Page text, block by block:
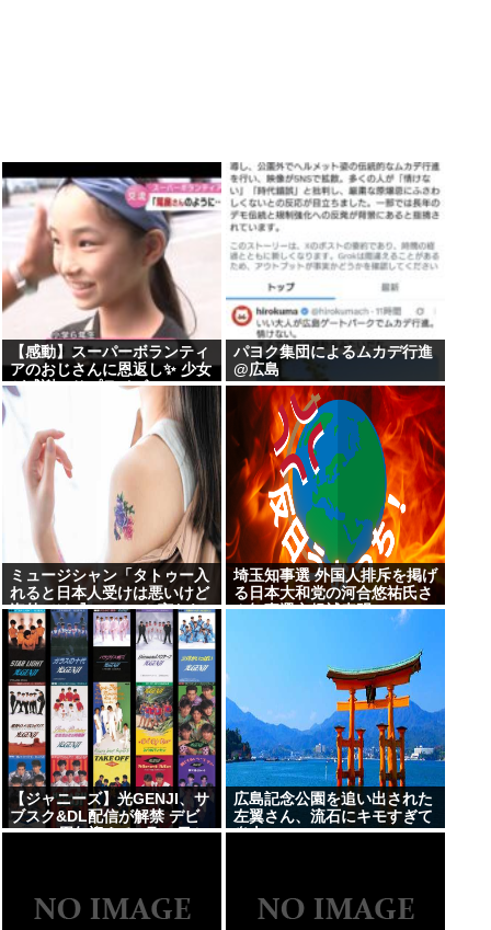
【感動】スーパーボランティ
アのおじさんに恩返し✨ 少女
が感謝のサプライズ
パヨク集団によるムカデ行進
@広島
ミュージシャン「タトゥー入
れると日本人受けは悪いけど
海外では『Cool!』と言われ
る
埼玉知事選 外国人排斥を掲げ
る日本大和党の河合悠祐氏さ
ん知事選立候補表明
【ジャニーズ】光GENJI、サ
ブスク&DL配信が解禁 デビ
ュー39周年迎える8月19日か
広島記念公園を追い出された
左翼さん、流石にキモすぎて
炎上